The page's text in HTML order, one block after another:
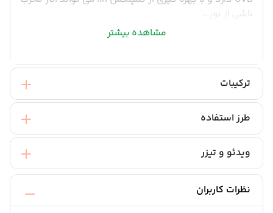
ناشی از نور...
مشاهده بیشتر
ترکیبات
طرز استفاده
ویدئو و تیزر
نظرات کاربران